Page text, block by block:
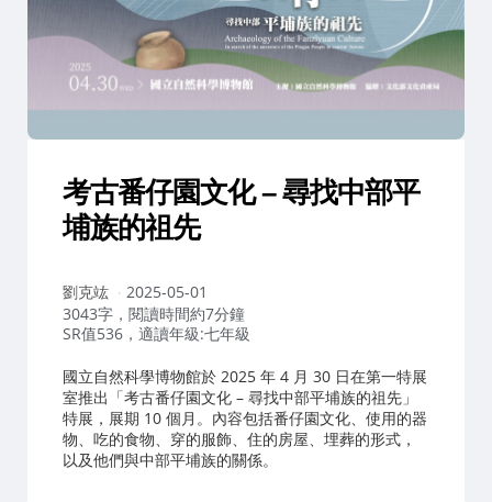
考古番仔園文化 – 尋找中部平
埔族的祖先
作
者：
劉克竑
2025-05-01
3043字，閱讀時間約7分鐘
SR值536，適讀年級:七年級
國立自然科學博物館於 2025 年 4 月 30 日在第一特展
室推出「考古番仔園文化 – 尋找中部平埔族的祖先」
特展，展期 10 個月。內容包括番仔園文化、使用的器
物、吃的食物、穿的服飾、住的房屋、埋葬的形式，
以及他們與中部平埔族的關係。